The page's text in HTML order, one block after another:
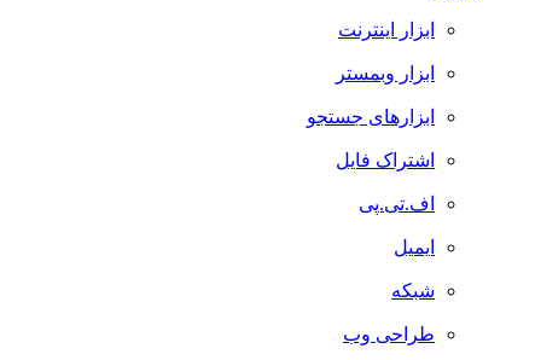
ابزار اینترنت
ابزار وبمستر
ابزارهای جستجو
اشتراک فایل
اف.تی.پی
ایمیل
شبکه
طراحی وب